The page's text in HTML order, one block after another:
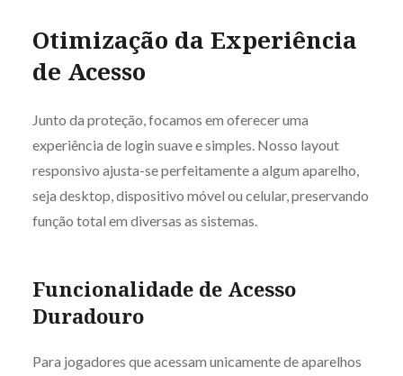
Otimização da Experiência
de Acesso
Junto da proteção, focamos em oferecer uma
experiência de login suave e simples. Nosso layout
responsivo ajusta-se perfeitamente a algum aparelho,
seja desktop, dispositivo móvel ou celular, preservando
função total em diversas as sistemas.
Funcionalidade de Acesso
Duradouro
Para jogadores que acessam unicamente de aparelhos